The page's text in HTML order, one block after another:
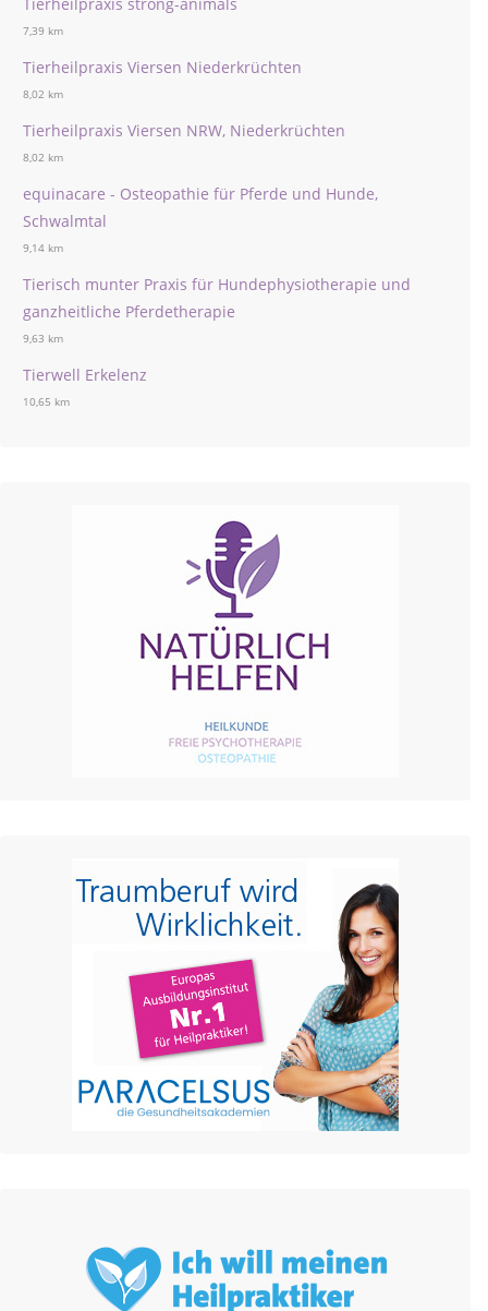
7,39 km
Tierheilpraxis Viersen Niederkrüchten
8,02 km
Tierheilpraxis Viersen NRW, Niederkrüchten
8,02 km
equinacare - Osteopathie für Pferde und Hunde,
Schwalmtal
9,14 km
Tierisch munter Praxis für Hundephysiotherapie und
ganzheitliche Pferdetherapie
9,63 km
Tierwell Erkelenz
10,65 km